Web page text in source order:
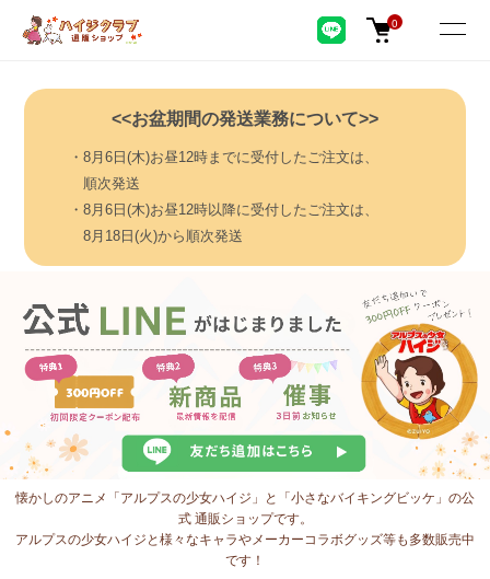
0
<<お盆期間の発送業務について>>
・8月6日(木)お昼12時までに受付したご注文は、
順次発送
・8月6日(木)お昼12時以降に受付したご注文は、
8月18日(火)から順次発送
懐かしのアニメ「アルプスの少女ハイジ」と「小さなバイキングビッケ」の公
式 通販ショップです。
アルプスの少女ハイジと様々なキャラやメーカーコラボグッズ等も多数販売中
です！